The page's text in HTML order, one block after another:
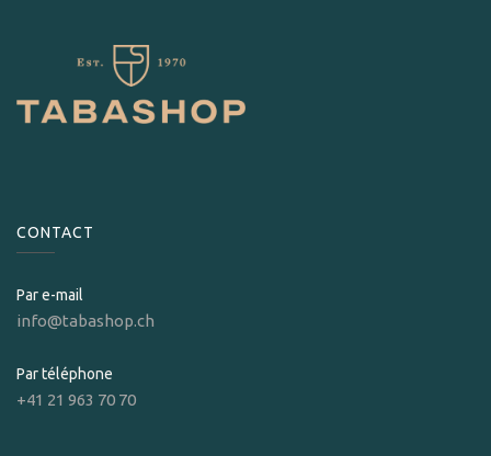
CONTACT
Par e-mail
info@tabashop.ch
Par téléphone
+41 21 963 70 70